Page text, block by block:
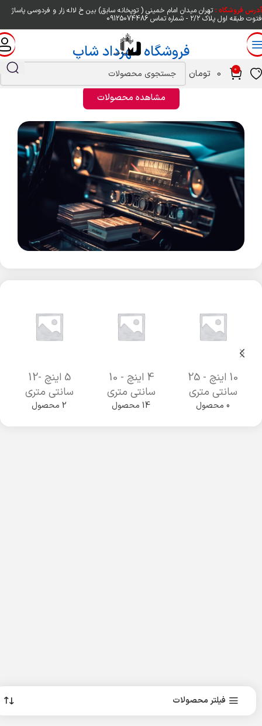
آدرس فروشگاه :تهران میدان امام خمینی ( توپخانه سابق) بین خ لاله زار و فردوسی پاساژ
فتوت طبقه اول پلاک ۲/۲ - شماره تماس 09125074486
0
0 تومان
فروشگاه مهرداد شاپ
بورس انواع لوازم صوتی و تصویری خودرو
مشاهده محصولات
10 اینچ - 25
سانتی متری
0 محصول
4 اینچ - 10
سانتی متری
14 محصول
5 اینچ -12
سانتی متری
2 محصول
فیلتر محصولات